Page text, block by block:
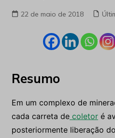
22 de maio de 2018
Resumo
Em um complexo de
cada carreta decoletoré
posteriormente liberação